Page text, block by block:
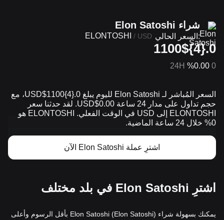
شراء Elon Satoshi
ELONTOSHI / USD السعر الحالي:
0.{4}1100$
0
%0.00
24H
السعر المُباشر لـ Elon Satoshi لليوم يبلغ 0.{​4}1100$USD، مع
حجم تداول على مدار 24 ساعة 0.00$USD. لقد حدثنا سعر
ELONTOSHI إلى USD في الوقت الفعلي. ELONTOSHI هو
0% خلال 24 ساعة الماضية.
اشترِ عملة Elon Satoshi الآن
اشترِ Elon Satoshi في بلد مختلف
يمكنك بسهولة شراء Elon Satoshi (Elon Satoshi) بأقل الرسوم وأعلى